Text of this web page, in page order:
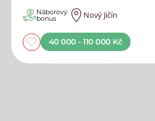
Náborový
bonus Nový Jičín
40 000 - 110 000 Kč